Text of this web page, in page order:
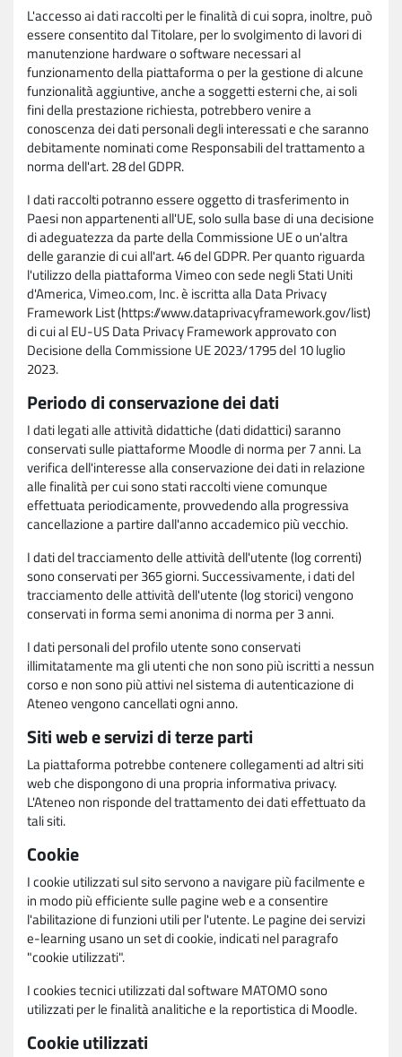
L'accesso ai dati raccolti per le finalità di cui sopra, inoltre, può
essere consentito dal Titolare, per lo svolgimento di lavori di
manutenzione hardware o software necessari al
funzionamento della piattaforma o per la gestione di alcune
funzionalità aggiuntive, anche a soggetti esterni che, ai soli
fini della prestazione richiesta, potrebbero venire a
conoscenza dei dati personali degli interessati e che saranno
debitamente nominati come Responsabili del trattamento a
norma dell'art. 28 del GDPR.
I dati raccolti potranno essere oggetto di trasferimento in
Paesi non appartenenti all'UE, solo sulla base di una decisione
di adeguatezza da parte della Commissione UE o un'altra
delle garanzie di cui all'art. 46 del GDPR. Per quanto riguarda
l'utilizzo della piattaforma Vimeo con sede negli Stati Uniti
d'America, Vimeo.com, Inc. è iscritta alla Data Privacy
Framework List (https://www.dataprivacyframework.gov/list)
di cui al EU-US Data Privacy Framework approvato con
Decisione della Commissione UE 2023/1795 del 10 luglio
2023.
Periodo di conservazione dei dati
I dati legati alle attività didattiche (dati didattici) saranno
conservati sulle piattaforme Moodle di norma per 7 anni. La
verifica dell'interesse alla conservazione dei dati in relazione
alle finalità per cui sono stati raccolti viene comunque
effettuata periodicamente, provvedendo alla progressiva
cancellazione a partire dall'anno accademico più vecchio.
I dati del tracciamento delle attività dell'utente (log correnti)
sono conservati per 365 giorni. Successivamente, i dati del
tracciamento delle attività dell'utente (log storici) vengono
conservati in forma semi anonima di norma per 3 anni.
I dati personali del profilo utente sono conservati
illimitatamente ma gli utenti che non sono più iscritti a nessun
corso e non sono più attivi nel sistema di autenticazione di
Ateneo vengono cancellati ogni anno.
Siti web e servizi di terze parti
La piattaforma potrebbe contenere collegamenti ad altri siti
web che dispongono di una propria informativa privacy.
L'Ateneo non risponde del trattamento dei dati effettuato da
tali siti.
Cookie
I cookie utilizzati sul sito servono a navigare più facilmente e
in modo più efficiente sulle pagine web e a consentire
l'abilitazione di funzioni utili per l'utente. Le pagine dei servizi
e-learning usano un set di cookie, indicati nel paragrafo
"cookie utilizzati".
I cookies tecnici utilizzati dal software MATOMO sono
utilizzati per le finalità analitiche e la reportistica di Moodle.
Cookie utilizzati